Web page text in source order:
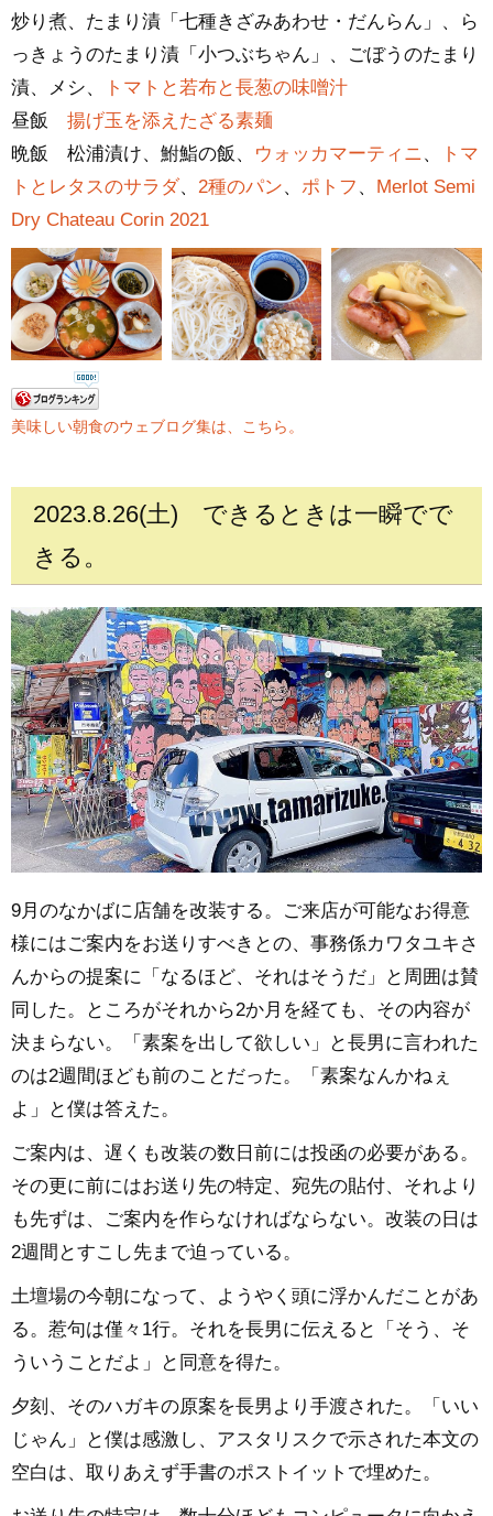
炒り煮、たまり漬「七種きざみあわせ・だんらん」、ら
っきょうのたまり漬「小つぶちゃん」、ごぼうのたまり
漬、メシ、
トマトと若布と長葱の味噌汁
昼飯 揚げ玉を添えたざる素麺
晩飯 松浦漬け、鮒鮨の飯、
ウォッカマーティニ 、
トマ
トとレタスのサラダ、 2種のパン、 ポトフ 、 Merlot Semi
Dry Chateau Corin 2021
美味しい朝食のウェブログ集は、こちら。
2023.8.26(土) できるときは一瞬でで
きる。
9月のなかばに店舗を改装する。ご来店が可能なお得意
様にはご案内をお送りすべきとの、事務係カワタユキさ
んからの提案に「なるほど、それはそうだ」と周囲は賛
同した。ところがそれから2か月を経ても、その内容が
決まらない。「素案を出して欲しい」と長男に言われた
のは2週間ほども前のことだった。「素案なんかねぇ
よ」と僕は答えた。
ご案内は、遅くも改装の数日前には投函の必要がある。
その更に前にはお送り先の特定、宛先の貼付、それより
も先ずは、ご案内を作らなければならない。改装の日は
2週間とすこし先まで迫っている。
土壇場の今朝になって、ようやく頭に浮かんだことがあ
る。惹句は僅々1行。それを長男に伝えると「そう、そ
ういうことだよ」と同意を得た。
夕刻、そのハガキの原案を長男より手渡された。「いい
じゃん」と僕は感激し、アスタリスクで示された本文の
空白は、取りあえず手書のポストイットで埋めた。